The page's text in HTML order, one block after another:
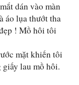
dán vào màn
áo lụa thướt tha
! Mồ hôi tôi
mặt khiến tôi
giấy lau mồ hôi.